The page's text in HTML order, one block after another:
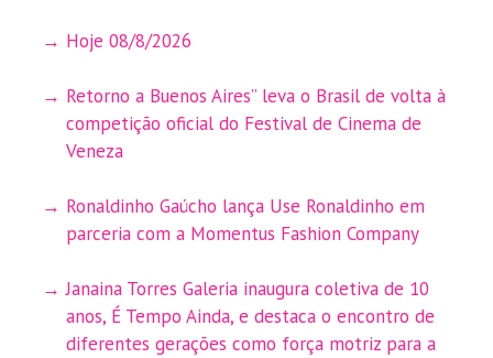
Hoje 08/8/2026
Retorno a Buenos Aires” leva o Brasil de volta à
competição oficial do Festival de Cinema de
Veneza
Ronaldinho Gaúcho lança Use Ronaldinho em
parceria com a Momentus Fashion Company
Janaina Torres Galeria inaugura coletiva de 10
anos, É Tempo Ainda, e destaca o encontro de
diferentes gerações como força motriz para a